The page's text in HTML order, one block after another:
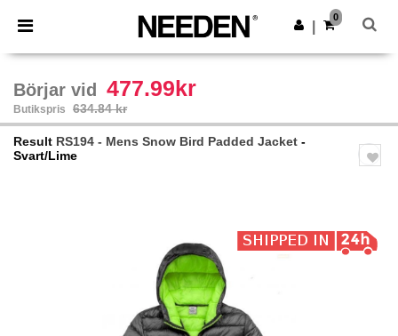
× Needen-app
Bättre priser i appen!
Hämta app
0
Börjar vid 477.99kr
Butikspris 634.84 kr
Result RS194 - Mens Snow Bird Padded Jacket -
Svart/Lime